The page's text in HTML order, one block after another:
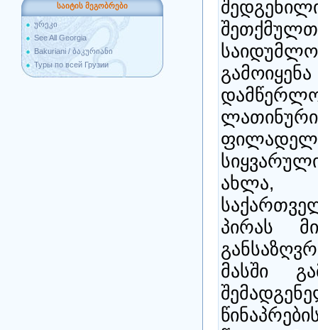
საიტის მეგობრები
ურეკი
See All Georgia
Bakuriani / ბაკურიანი
Туры по всей Грузии
ლათინური
ახლა,
პირას
მასში